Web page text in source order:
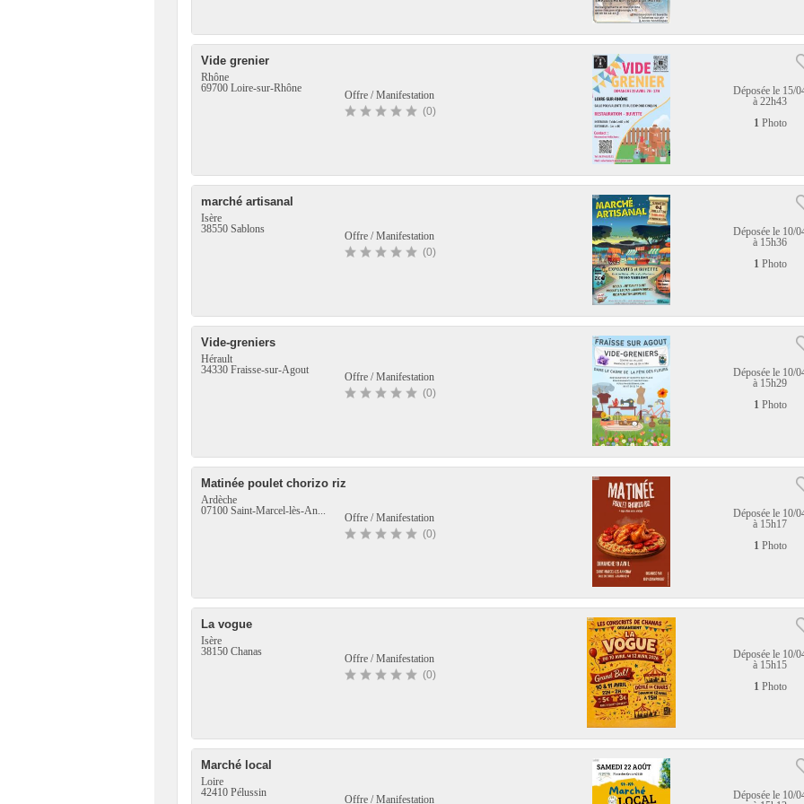
Vide grenier
Rhône
69700 Loire-sur-Rhône
Offre / Manifestation
(0)
Déposée le 15/
à 22h43
1 Photo
marché artisanal
Isère
38550 Sablons
Offre / Manifestation
(0)
Déposée le 10/
à 15h36
1 Photo
Vide-greniers
Hérault
34330 Fraisse-sur-Agout
Offre / Manifestation
(0)
Déposée le 10/
à 15h29
1 Photo
Matinée poulet chorizo riz
Ardèche
07100 Saint-Marcel-lès-An...
Offre / Manifestation
(0)
Déposée le 10/
à 15h17
1 Photo
La vogue
Isère
38150 Chanas
Offre / Manifestation
(0)
Déposée le 10/
à 15h15
1 Photo
Marché local
Loire
42410 Pélussin
Offre / Manifestation
Déposée le 10/